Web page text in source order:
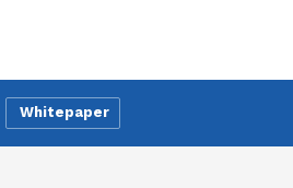
Whitepaper